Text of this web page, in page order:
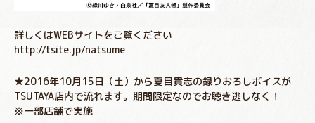
詳しくはWEBサイトをご覧ください
http://tsite.jp/natsume
★2016年10月15日（土）から夏目貴志の録りおろしボイスが
TSUTAYA店内で流れます。期間限定なのでお聴き逃しなく！
※一部店舗で実施